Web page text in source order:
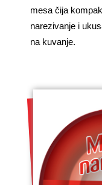
mesa čija
narezivanje i
na kuvanje.